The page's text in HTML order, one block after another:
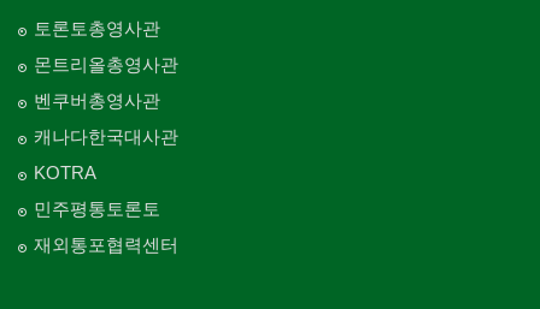
토론토총영사관
몬트리올총영사관
벤쿠버총영사관
캐나다한국대사관
KOTRA
민주평통토론토
재외통포협력센터